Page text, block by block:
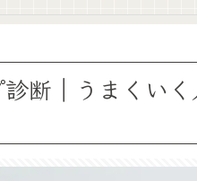
断｜うまくい